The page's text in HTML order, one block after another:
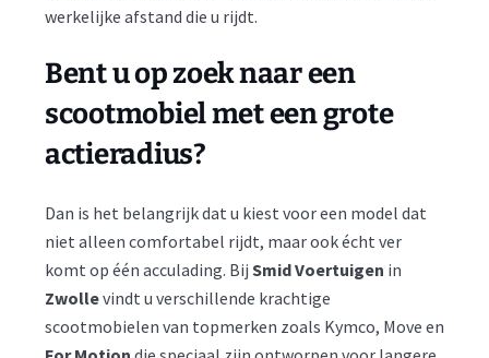
werkelijke afstand die u rijdt.
Bent u op zoek naar een
scootmobiel met een grote
actieradius?
Dan is het belangrijk dat u kiest voor een model dat
niet alleen comfortabel rijdt, maar ook écht ver
komt op één acculading. Bij Smid Voertuigen in
Zwollevindt u verschillende krachtige
scootmobielen van topmerken zoals Kymco, Move en